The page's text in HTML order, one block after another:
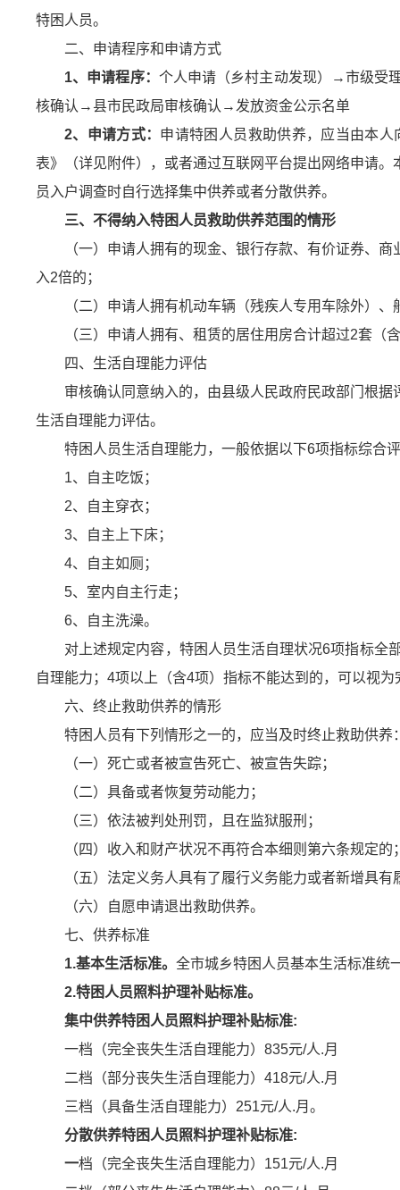
特困人员。
二、申请程序和申请方式
1、申请程序： 个人申请（乡村主动发现）→市级受
核确认→县市民政局审核确认→发放资金公示名单
2、申请方式： 申请特困人员救助供养，应当由本
表》（详见附件），或者通过互联网平台提出网络申请
员入户调查时自行选择集中供养或者分散供养。
三、不得纳入特困人员救助供养范围的情形
（一）申请人拥有的现金、银行存款、有价证券、
入2倍的；
（二）申请人拥有机动车辆（残疾人专用车除外）、
（三）申请人拥有、租赁的居住用房合计超过2套
四、生活自理能力评估
审核确认同意纳入的，由县级人民政府民政部门根
生活自理能力评估。
特困人员生活自理能力，一般依据以下6项指标综合
1、自主吃饭；
2、自主穿衣；
3、自主上下床；
4、自主如厕；
5、室内自主行走；
6、自主洗澡。
对上述规定内容，特困人员生活自理状况6项指标全
自理能力；4项以上（含4项）指标不能达到的，可以视
六、终止救助供养的情形
特困人员有下列情形之一的，应当及时终止救助供养
（一）死亡或者被宣告死亡、被宣告失踪；
（二）具备或者恢复劳动能力；
（三）依法被判处刑罚，且在监狱服刑；
（四）收入和财产状况不再符合本细则第六条规定的
（五）法定义务人具有了履行义务能力或者新增具
（六）自愿申请退出救助供养。
七、供养标准
1.基本生活标准。 全市城乡特困人员基本生活标准统
2.特困人员照料护理补贴标准。
集中供养特困人员照料护理补贴标准:
一档（完全丧失生活自理能力）835元/人.月
二档（部分丧失生活自理能力）418元/人.月
三档（具备生活自理能力）251元/人.月。
分散供养特困人员照料护理补贴标准:
一档（完全丧失生活自理能力）151元/人.月